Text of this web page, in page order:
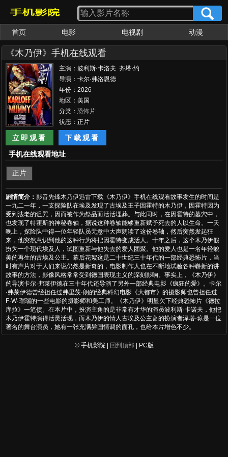
首页 电影 电视剧 动漫
《木乃伊》手机在线观看
主演：波利斯·卡洛夫 齐塔·约
翰 大卫·曼纳斯 阿瑟·拜伦
导演：卡尔·弗洛恩德
年份：2026
地区：美国
分类： 恐怖片
状态：正片
立即观看
下载观看
手机在线观看地址
正片
剧情简介： 影音先锋木乃伊迅雷下载《木乃伊》手机在线观看故事发生的时间是
一九二一年，一支探险队在埃及发现了古埃及王子因霍特的木乃伊，因霍特因为
受到法老的诅咒，因而被作为祭品而活活埋葬。与此同时，在因霍特的墓穴中，
也发现了特霍斯的神秘卷轴，据说这种卷轴能够重新赋予死去的人以生命。一天
晚上，探险队中得一位年轻队员无意中大声朗读了这份卷轴，然后突然发起狂
来，他突然意识到他的这种行为将把因霍特变成活人。十年之后，这个木乃伊假
扮为一个现代埃及人，试图重新与他失去的爱人团聚。他的爱人也是一名年轻貌
美的再生的古埃及公主。幕后花絮这是二十世纪三十年代的一部经典恐怖片，当
时有声片对于人们来说仍然是新奇的，电影制作人也在不断地试验各种崭新的讲
故事的方法，影像风格常常受到德国表现主义的深刻影响。事实上，《木乃伊》
的导演卡尔·弗莱伊德在三十年代还导演了另外一部经典电影《疯狂的爱》。卡尔
·弗莱伊德曾经担任过弗里茨·朗的经典科幻电影《大都市》的摄影师也曾担任过
F·W·瑁瑙的一些电影的摄影师和美工师。《木乃伊》明显欠下经典恐怖片《德拉
库拉》一笔债。在本片中，扮演主角的是非常有才华的演员波利斯·卡诺夫，他把
木乃伊霍特演得活灵活现，而木乃伊的情人古埃及公主蔷的扮演者泽塔·琼是一位
著名的舞台演员，她有一张充满异国情调的面孔，也给本片增色不少。
© 手机影院 | 回到顶部| PC版